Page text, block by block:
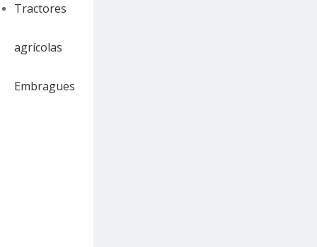
Tractores
agrícolas
Embragues